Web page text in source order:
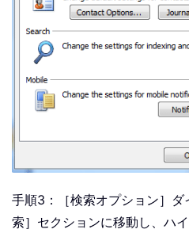
手順3：［検索オプション］
索］セクションに移動し、ハ